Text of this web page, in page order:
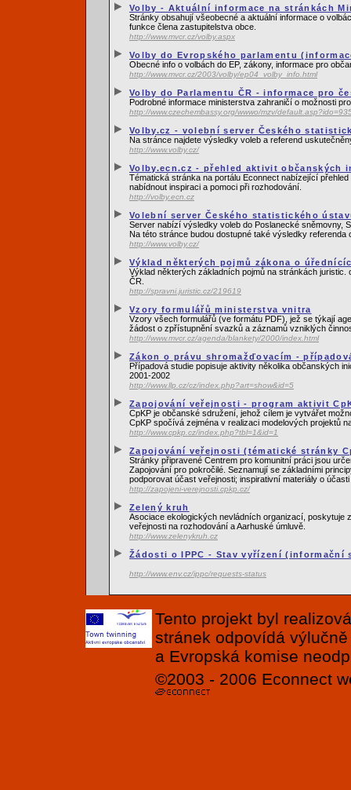
Volby - Aktuální informace na stránkách
Stránky obsahují všeobecné a aktuální informace o
funkce člena zastupitelstva obce.
http://www.mvcr.cz/volby.aspx
Volby do Evropského parlamentu
Obecné info o volbách do EP, zákony, informace pro
http://www.mvcr.cz/2003/volby/ep04_volby_info.html
Volby do Parlamentu ČR - informace pro
Podrobné informace ministerstva zahraničí o možnosti
http://www.czechembassy.org/wwwo/mzv/
Volby.cz - volební server Českého
Na stránce najdete výsledky voleb a referend
http://www.volby.cz/
Volby.ecn.cz - přehled aktivit občanských
Tématická stránka na portálu Econnect nabízející
nabídnout inspiraci a pomoci při rozhodování.
http://volby.ecn.cz
Volební server Českého statistického
Server nabízí výsledky voleb do Poslanecké sněmovny,
Na této stránce budou dostupné také výsledky referenda
http://www.volby.cz/
Výklad některých pojmů zákona o
Výklad některých základních pojmů na stránkách
ČR.
http://spravni.juristic.cz/219619
Vzory formulářů ministerstva vnitra
Vzory všech formulářů (ve formátu PDF), jež se týkají
žádost o zpřístupnění svazků a záznamů vzniklých
http://www.mvcr.cz/agenda/blankety/2000/index.html
Zákon o právu shromažďovacím -
Případová studie popisuje aktivity několika občanských
2001-2002
http://www.llp.cz/cz/index.php?art=show&id=5
Zapojování veřejnosti - program aktivit
CpKP je občanské sdružení, jehož cílem je vytvářet
CpKP spočívá zejména v realizaci modelových projektů
http://www.cpkp.cz/index.php?tbl=1&id=1
Zapojování veřejnosti (tématické stránky
Stránky připravené Centrem pro komunitní práci jsou
Zapojování pro pokročilé. Seznamují se základními
podporovat účast veřejnosti; inspirativní materiály o
http://zapojeni-verejnosti.cpkp.cz/
Zelený kruh
Asociace ekologických nevládních organizací, poskytuje
veřejnosti na rozhodování a Aarhuské úmluvě.
http://www.zelenykruh.cz
Žádosti o IPPC - Stav vyřízení (informační
http://www.env.cz/ippc/requests-status
Tento projekt byl
stránek odpovídá
a Evropská komise
©2003 - 2006 Econnect